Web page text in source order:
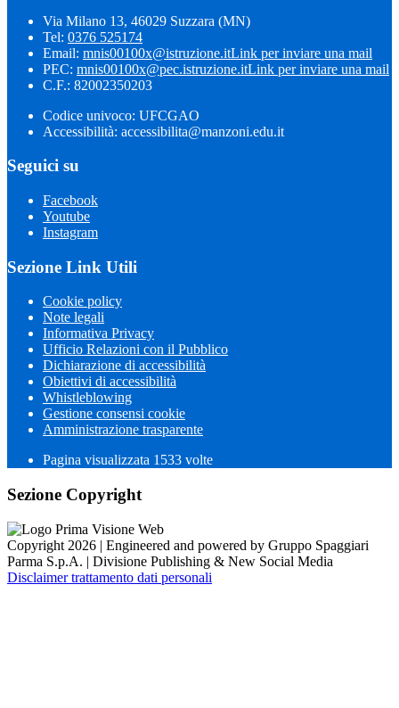
Via Milano 13, 46029 Suzzara (MN)
Tel: 0376 525174
Email: mnis00100x@istruzione.itLink per inviare una mail
PEC: mnis00100x@pec.istruzione.itLink per inviare una mail
C.F.: 82002350203
Codice univoco: UFCGAO
Accessibilità: accessibilita@manzoni.edu.it
Seguici su
Facebook
Youtube
Instagram
Sezione Link Utili
Cookie policy
Note legali
Informativa Privacy
Ufficio Relazioni con il Pubblico
Dichiarazione di accessibilità
Obiettivi di accessibilità
Whistleblowing
Gestione consensi cookie
Amministrazione trasparente
Pagina visualizzata 1533 volte
Sezione Copyright
Copyright 2026 | Engineered and powered by Gruppo Spaggiari
Parma S.p.A. | Divisione Publishing & New Social Media
Disclaimer trattamento dati personali